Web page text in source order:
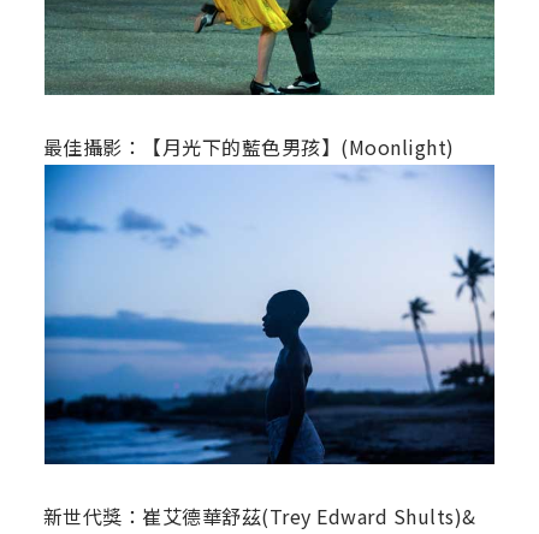
最佳攝影：【月光下的藍色男孩】(Moonlight)
新世代獎：崔艾德華舒茲(Trey Edward Shults)&